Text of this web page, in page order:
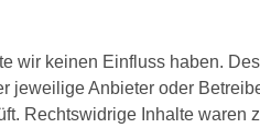
wir keinen Einfluss haben.
jeweilige Anbieter oder
Rechtswidrige Inhalte waren